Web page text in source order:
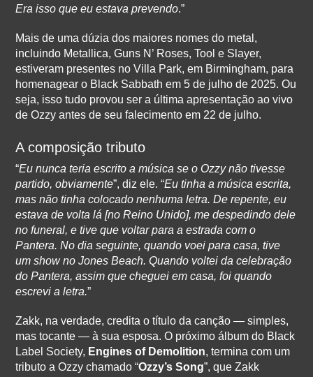
Era isso que eu estava prevendo.”
Mais de uma dúzia dos maiores nomes do metal,
incluindo Metallica, Guns N’ Roses, Tool e Slayer,
estiveram presentes no Villa Park, em Birmingham, para
homenagear o Black Sabbath em 5 de julho de 2025. Ou
seja, isso tudo provou ser a última apresentação ao vivo
de Ozzy antes de seu falecimento em 22 de julho.
A composição tributo
“Eu nunca teria escrito a música se o Ozzy não tivesse
partido, obviamente”, diz ele. “Eu tinha a música escrita,
mas não tinha colocado nenhuma letra. De repente, eu
estava de volta lá [no Reino Unido], me despedindo dele
no funeral, e tive que voltar para a estrada com o
Pantera. No dia seguinte, quando voei para casa, tive
um show no Jones Beach. Quando voltei da celebração
do Pantera, assim que cheguei em casa, foi quando
escrevi a letra.”
Zakk, na verdade, credita o título da canção — simples,
mas tocante — à sua esposa. O próximo álbum do Black
Label Society, Engines of Demolition, termina com um
tributo a Ozzy chamado “Ozzy’s Song”, que Zakk